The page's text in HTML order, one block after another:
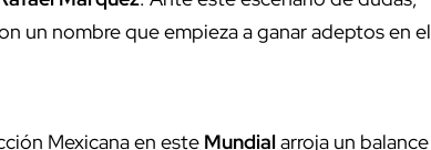
un nombre que empieza a ganar adeptos en el
Mexicana en este Mundialarroja un balance